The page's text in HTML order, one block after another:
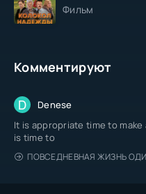
Фильм
Комментируют
D Denese
It is appropriate time to
is time to
ПОВСЕДНЕВНАЯ ЖИЗНЬ